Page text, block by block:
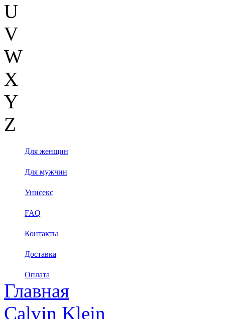
U
V
W
X
Y
Z
Для женщин
Для мужчин
Унисекс
FAQ
Контакты
Доставка
Оплата
Главная
Calvin Klein